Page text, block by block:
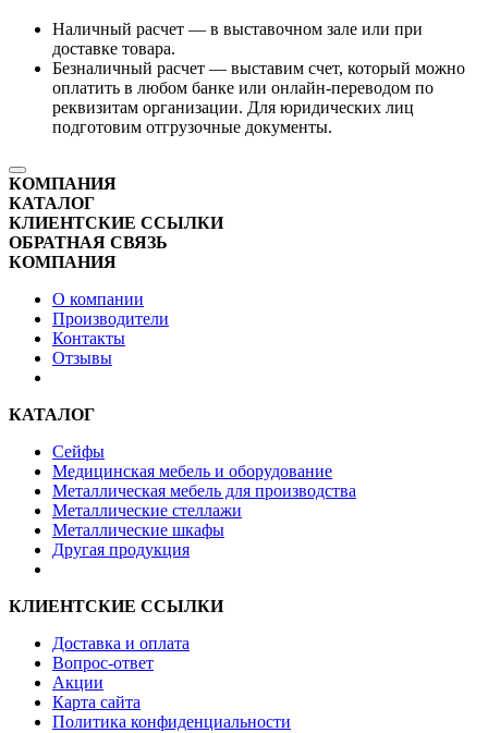
Наличный расчет — в выставочном зале или при
доставке товара.
Безналичный расчет — выставим счет, который можно
оплатить в любом банке или онлайн-переводом по
реквизитам организации. Для юридических лиц
подготовим отгрузочные документы.
КОМПАНИЯ
КАТАЛОГ
КЛИЕНТСКИЕ ССЫЛКИ
ОБРАТНАЯ СВЯЗЬ
КОМПАНИЯ
О компании
Производители
Контакты
Отзывы
КАТАЛОГ
Сейфы
Медицинская мебель и оборудование
Металлическая мебель для производства
Металлические стеллажи
Металлические шкафы
Другая продукция
КЛИЕНТСКИЕ ССЫЛКИ
Доставка и оплата
Вопрос-ответ
Акции
Карта сайта
Политика конфиденциальности